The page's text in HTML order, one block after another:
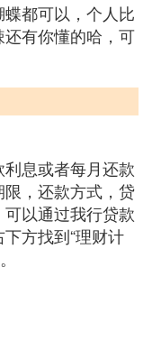
都可以，个人比
有你懂的哈，可
息或者每月还款
，还款方式，贷
以通过我行贷款
方找到“理财计